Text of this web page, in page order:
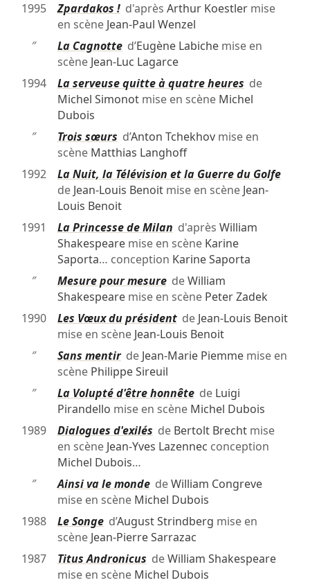
1995
Zpardakos !d'après Arthur Koestlermise
en scène Jean-Paul Wenzel
″
La Cagnotted’Eugène Labichemise en
scène Jean-Luc Lagarce
1994
La serveuse quitte à quatre heures de
Michel Simonotmise en scène Michel
Dubois
″
Trois sœurs d’Anton Tchekhovmise en
scène Matthias Langhoff
1992
La Nuit, la Télévision et la Guerre du Golfe
de Jean-Louis Benoitmise en scène Jean-
Louis Benoit
1991
La Princesse de Milan d'après William
Shakespearemise en scène Karine
Saporta… conception Karine Saporta
″
Mesure pour mesuredeWilliam
Shakespearemise en scène Peter Zadek
1990
Les Vœux du présidentde Jean-Louis Benoit
mise en scène Jean-Louis Benoit
″
Sans mentirde Jean-Marie Piemmemise en
scène Philippe Sireuil
″
La Volupté d'être honnêtede Luigi
Pirandello mise en scène Michel Dubois
1989
Dialogues d'exilés de Bertolt Brechtmise
en scène Jean-Yves Lazennec conception
Michel Dubois…
″
Ainsi va le mondedeWilliam Congreve
mise en scène Michel Dubois
1988
Le Songed’August Strindberg mise en
scène Jean-Pierre Sarrazac
1987
Titus Andronicus deWilliam Shakespeare
mise en scène Michel Dubois